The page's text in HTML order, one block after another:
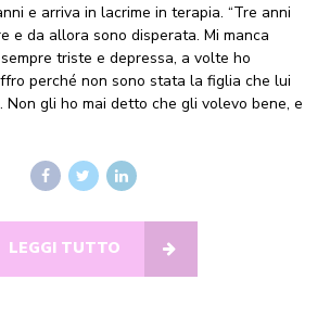
e arriva in lacrime in terapia. “Tre anni
e da allora sono disperata. Mi manca
triste e depressa, a volte ho
perché non sono stata la figlia che lui
Non gli ho mai detto che gli volevo bene, e
LEGGI TUTTO